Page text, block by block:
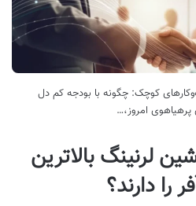
کوچک: چگونه با بودجه کم دل
امروز،…
لرنینگ بالاترین
را دارند؟